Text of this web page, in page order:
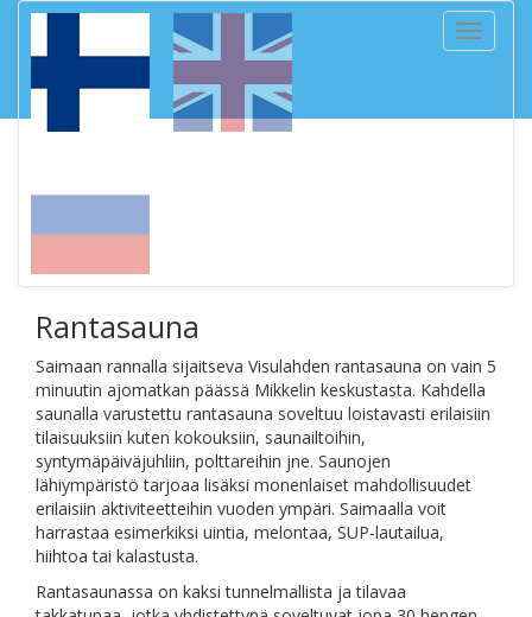
Toggle
Rantasauna
Saimaan rannalla sijaitseva Visulahden rantasauna on vain 5
minuutin ajomatkan päässä Mikkelin keskustasta. Kahdella
saunalla varustettu rantasauna soveltuu loistavasti erilaisiin
tilaisuuksiin kuten kokouksiin, saunailtoihin,
syntymäpäiväjuhliin, polttareihin jne. Saunojen
lähiympäristö tarjoaa lisäksi monenlaiset mahdollisuudet
erilaisiin aktiviteetteihin vuoden ympäri. Saimaalla voit
harrastaa esimerkiksi uintia, melontaa, SUP-lautailua,
hiihtoa tai kalastusta.
Rantasaunassa on kaksi tunnelmallista ja tilavaa